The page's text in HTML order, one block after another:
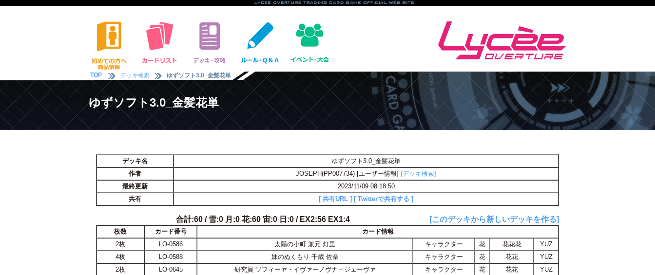
TOP デッキ検索 ゆずソフト3.0_金髪花単
ゆずソフト3.0_金髪花単
デッキ名
ゆずソフト3.0_金髪花単
作者
JOSEPH(PP007734) [ユーザー情報] [デッキ検索]
最終更新
2023/11/09 08:18:50
共有
[ 共有URL ] [ Twitterで共有する ]
合計:60 / 雪:0 月:0 花:60 宙:0 日:0 / EX2:56 EX1:4 [このデッキから新しいデッキを作る]
枚数 カード番号
カード情報
2枚
LO-0586 太陽の小町 兼元 灯里 キャラクター 花 花花花
YUZ
4枚
LO-0588 妹のぬくもり 千歳 佐奈 キャラクター 花 花花
YUZ
2枚
LO-0645 研究員 ソフィーヤ・イヴァーノヴナ・ジェーヴァ キャラクター 花 花花
YUZ